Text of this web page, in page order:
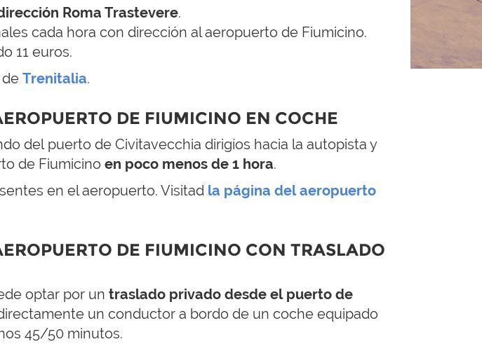
Roma Trastevere.
cada hora con dirección al aeropuerto de Fiumicino.
11 euros.
Trenitalia.
DE FIUMICINO EN COCHE
del puerto de Civitavecchia dirigíos hacia la autopista y
de Fiumicino en poco menos de 1 hora.
en el aeropuerto. Visitad la página del aeropuerto
DE FIUMICINO CON TRASLADO
optar por un traslado privado desde el puerto de
un conductor a bordo de un coche equipado
45/50 minutos.